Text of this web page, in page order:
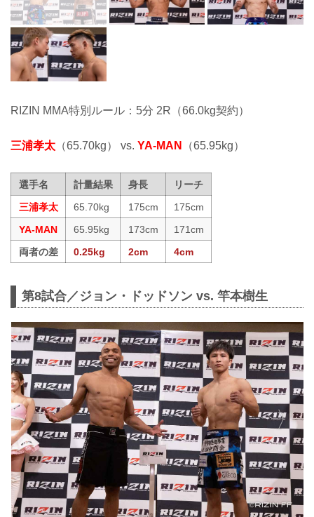
RIZIN MMA特別ルール：5分 2R（66.0kg契約）
三浦孝太 （65.70kg） vs. YA-MAN （65.95kg）
選手名 計量結果 身長
リーチ
三浦孝太
65.70kg 175cm
175cm
YA-MAN
65.95kg 173cm
171cm
両者の差
0.25kg 2cm 4cm
第8試合／ジョン・ドッドソン vs. 竿本樹生